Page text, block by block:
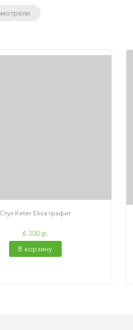
Стул Keter Elisa графит
6 300 р.
В корзину